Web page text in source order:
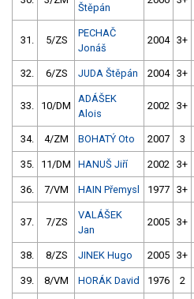
Štěpán
31. 5/ZS
PECHAČ
Jonáš
2004 3+
32. 6/ZS JUDA Štěpán 2004 3+
33. 10/DM
ADÁŠEK
Alois
2002 3+
34. 4/ZM BOHATÝ Oto 2007 3
35. 11/DM HANUŠ Jiří 2002 3+
36. 7/VM HAIN Přemysl 1977 3+
37. 7/ZS
VALÁŠEK
Jan
2005 3+
38. 8/ZS JINEK Hugo 2005 3+
39. 8/VM HORÁK David 1976 2